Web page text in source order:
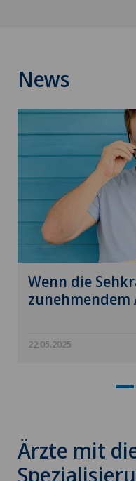
News
Wenn die
zunehmendem
22.05.2025
Ärzte mit